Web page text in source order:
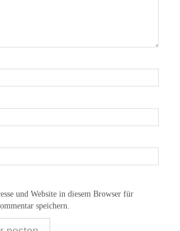
und Website in diesem Browser für
speichern.